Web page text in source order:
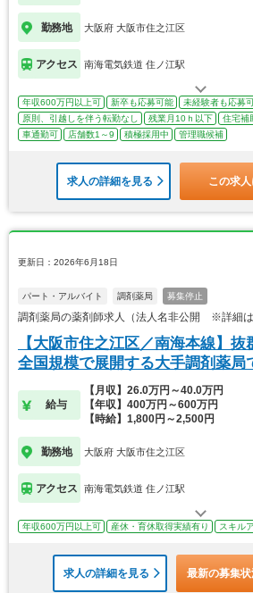
勤務地 大阪府 大阪市住之江区
アクセス 南海電気鉄道 住ノ江駅
年収600万円以上可 新卒も応募可能
未経験者も応募
原則、引越しを伴う転勤なし
残業月10ｈ以下 住宅補
車通勤可
店舗数1～9 積極採用中 管理職候補
求人の詳細を見る この求
更新日：2026年6月18日
パート・アルバイト 調剤薬局 募集停止
調剤薬局の薬剤師求人（法人名非公開 ※詳細は
【大阪市住之江区／南海本線】
全国規模で展開する大手調剤薬局
給与
【月収】26.0万円～40.0万円
【年収】400万円～600万円
【時給】1,800円～2,500円
勤務地 大阪府 大阪市住之江区
アクセス 南海電気鉄道 住ノ江駅
年収600万円以上可 産休・育休取得実績有り スキル
求人の詳細を見る 最新の募集